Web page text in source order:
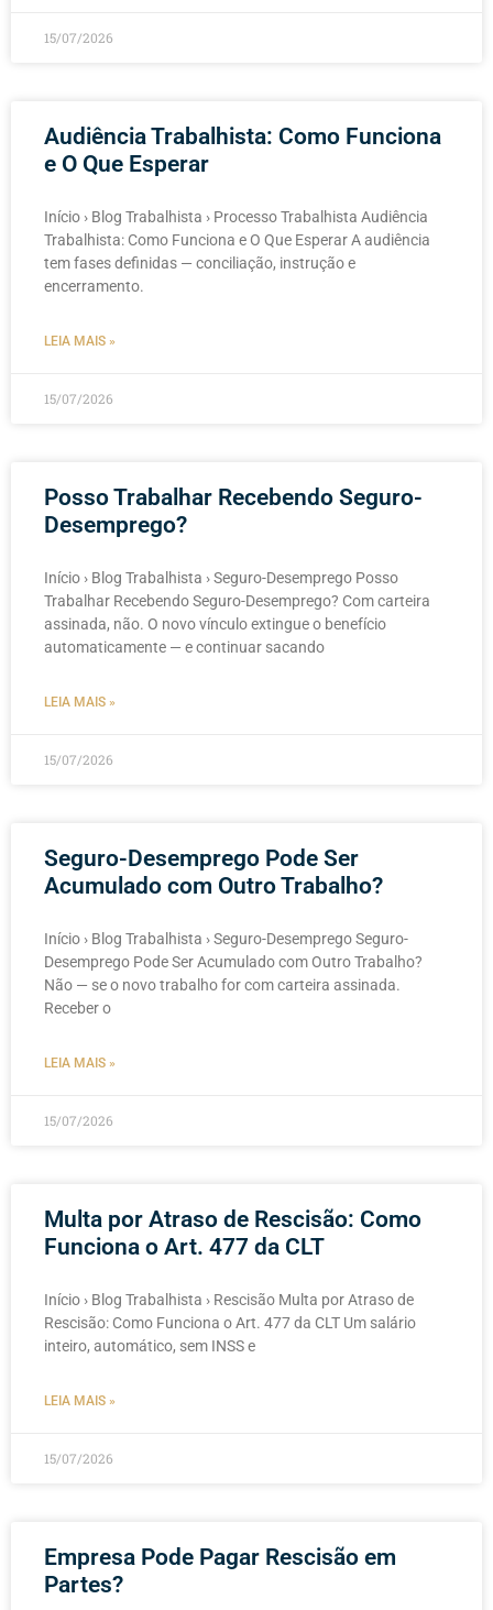
15/07/2026
Audiência Trabalhista: Como Funciona
e O Que Esperar
Início › Blog Trabalhista › Processo Trabalhista Audiência
Trabalhista: Como Funciona e O Que Esperar A audiência
tem fases definidas — conciliação, instrução e
encerramento.
LEIA MAIS »
15/07/2026
Posso Trabalhar Recebendo Seguro-
Desemprego?
Início › Blog Trabalhista › Seguro-Desemprego Posso
Trabalhar Recebendo Seguro-Desemprego? Com carteira
assinada, não. O novo vínculo extingue o benefício
automaticamente — e continuar sacando
LEIA MAIS »
15/07/2026
Seguro-Desemprego Pode Ser
Acumulado com Outro Trabalho?
Início › Blog Trabalhista › Seguro-Desemprego Seguro-
Desemprego Pode Ser Acumulado com Outro Trabalho?
Não — se o novo trabalho for com carteira assinada.
Receber o
LEIA MAIS »
15/07/2026
Multa por Atraso de Rescisão: Como
Funciona o Art. 477 da CLT
Início › Blog Trabalhista › Rescisão Multa por Atraso de
Rescisão: Como Funciona o Art. 477 da CLT Um salário
inteiro, automático, sem INSS e
LEIA MAIS »
15/07/2026
Empresa Pode Pagar Rescisão em
Partes?